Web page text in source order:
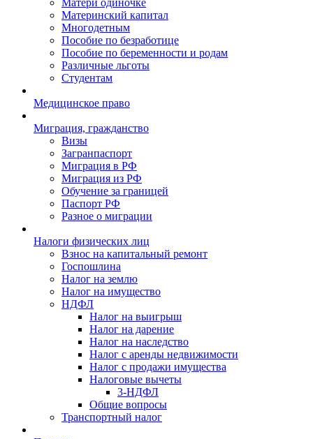
Матери одиночке
Материнский капитал
Многодетным
Пособие по безработице
Пособие по беременности и родам
Различные льготы
Студентам
Медицинское право
Миграция, гражданство
Визы
Загранпаспорт
Миграция в РФ
Миграция из РФ
Обучение за границей
Паспорт РФ
Разное о миграции
Налоги физических лиц
Взнос на капитальный ремонт
Госпошлина
Налог на землю
Налог на имущество
НДФЛ
Налог на выигрыш
Налог на дарение
Налог на наследство
Налог с аренды недвижимости
Налог с продажи имущества
Налоговые вычеты
3-НДФЛ
Общие вопросы
Транспортный налог